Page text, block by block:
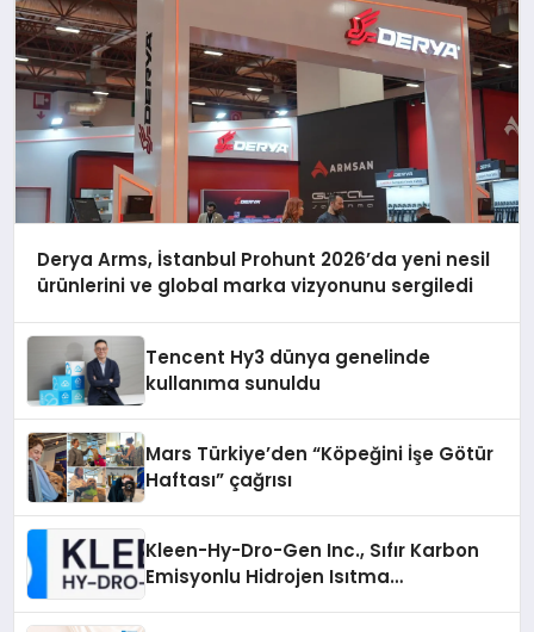
Derya Arms, İstanbul Prohunt 2026’da yeni nesil
ürünlerini ve global marka vizyonunu sergiledi
Tencent Hy3 dünya genelinde
kullanıma sunuldu
Mars Türkiye’den “Köpeğini İşe Götür
Haftası” çağrısı
Kleen-Hy-Dro-Gen Inc., Sıfır Karbon
Emisyonlu Hidrojen Isıtma